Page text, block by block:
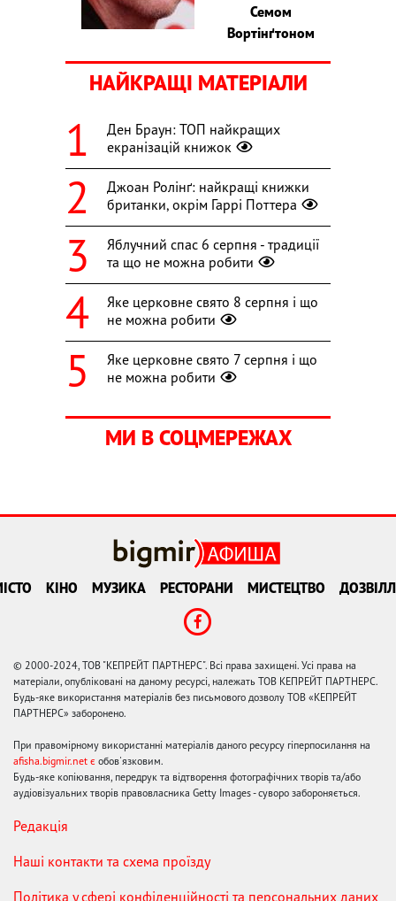
Семом
Вортінґтоном
НАЙКРАЩІ МАТЕРІАЛИ
Ден Браун: ТОП найкращих
екранізацій книжок
Джоан Ролінґ: найкращі книжки
британки, окрім Гаррі Поттера
Яблучний спас 6 серпня - традиції
та що не можна робити
Яке церковне свято 8 серпня і що
не можна робити
Яке церковне свято 7 серпня і що
не можна робити
МИ В СОЦМЕРЕЖАХ
КІНО МУЗИКА РЕСТОРАНИ МИСТЕЦТВО
© 2000-2024, ТОВ "КЕПРЕЙТ ПАРТНЕРС". Всі права захищені. Усі права на
матеріали, опубліковані на даному ресурсі, належать ТОВ КЕПРЕЙТ ПАРТНЕРС.
Будь-яке використання матеріалів без письмового дозволу ТОВ «КЕПРЕЙТ
ПАРТНЕРС» заборонено.
При правомірному використанні матеріалів даного ресурсу гіперпосилання на
afisha.bigmir.net є обов'язковим.
Будь-яке копіювання, передрук та відтворення фотографічних творів та/або
аудіовізуальних творів правовласника Getty Images - суворо забороняється.
Редакція
Наші контакти та схема проїзду
Політика у сфері конфіденційності та персональних даних